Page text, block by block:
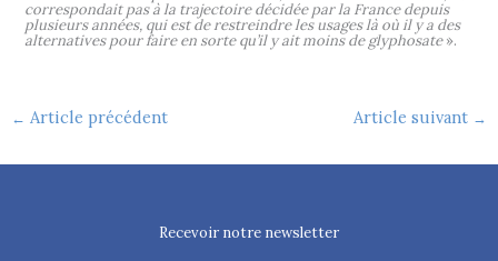
correspondait pas à la trajectoire décidée par la France depuis
plusieurs années, qui est de restreindre les usages là où il y a des
alternatives pour faire en sorte qu’il y ait moins de glyphosate».
← Article précédent Article suivant →
Recevoir notre newsletter